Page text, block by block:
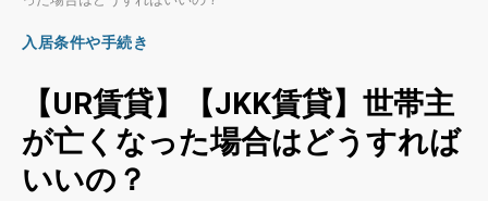
入居条件や手続き
【UR賃貸】【JKK賃貸】世帯主
が亡くなった場合はどうすれば
いいの？